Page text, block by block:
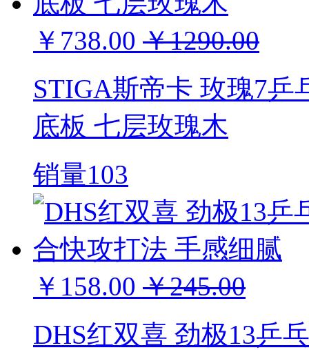
￥738.00 ￥1290.00
STIGA斯帝卡 玫瑰7乒
底板 七层玫瑰木
销量103
￥158.00 ￥245.00
DHS红双喜 劲极13乒